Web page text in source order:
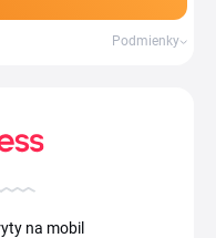
Podmienky
na mobil